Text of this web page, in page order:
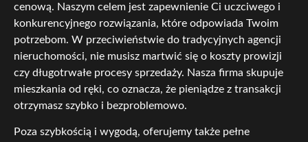
cenową. Naszym celem jest zapewnienie Ci uczciwego i
konkurencyjnego rozwiązania, które odpowiada Twoim
potrzebom. W przeciwieństwie do tradycyjnych agencji
nieruchomości, nie musisz martwić się o koszty prowizji
czy długotrwałe procesy sprzedaży. Nasza firma skupuje
mieszkania od ręki, co oznacza, że pieniądze z transakcji
otrzymasz szybko i bezproblemowo.
Poza szybkością i wygodą, oferujemy także pełne